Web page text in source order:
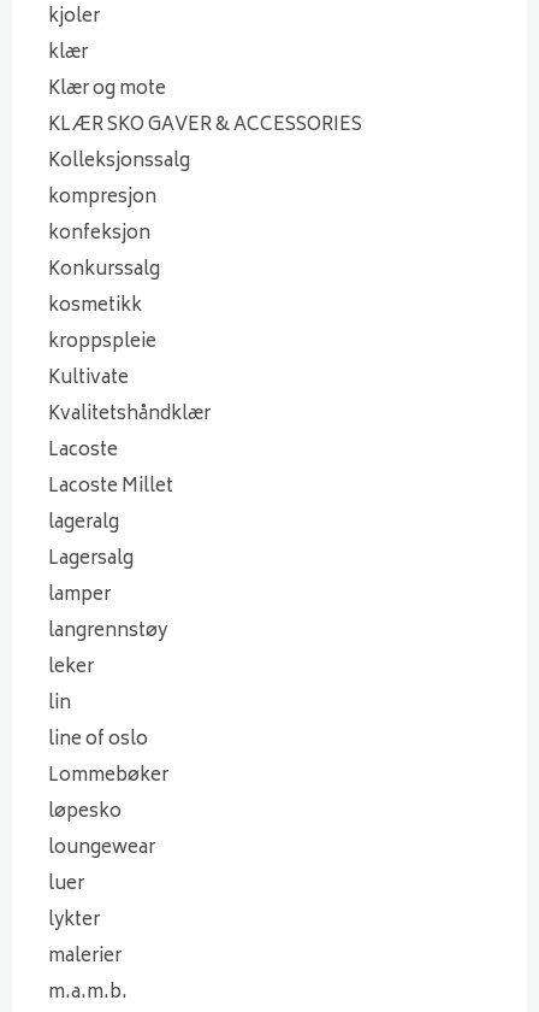
kjoler
klær
Klær og mote
KLÆR SKO GAVER & ACCESSORIES
Kolleksjonssalg
kompresjon
konfeksjon
Konkurssalg
kosmetikk
kroppspleie
Kultivate
Kvalitetshåndklær
Lacoste
Lacoste Millet
lageralg
Lagersalg
lamper
langrennstøy
leker
lin
line of oslo
Lommebøker
løpesko
loungewear
luer
lykter
malerier
m.a.m.b.